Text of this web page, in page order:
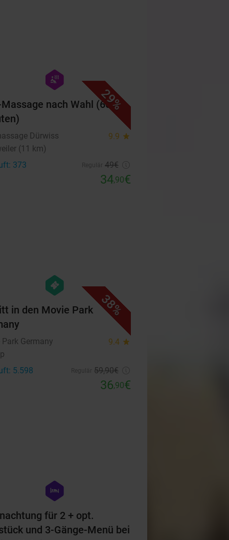
29%
hexagon
wellness
nach Wahl (60
Dürwiss 9.9 star
(11 km)
373
49€
34,90€
38%
hexagon
events
in den Movie Park
Park Germany 9.4 star
5.598
59,90€
36,90€
hexagon
hotel
für 2 + opt.
und 3-Gänge-Menü bei